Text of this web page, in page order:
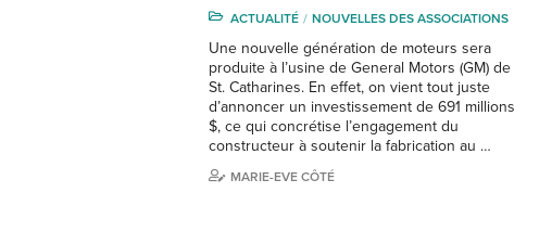
ACTUALITÉ NOUVELLES DES ASSOCIATIONS
Une nouvelle génération de moteurs sera
produite à l’usine de General Motors (GM) de
St. Catharines. En effet, on vient tout juste
d’annoncer un investissement de 691 millions
$, ce qui concrétise l’engagement du
constructeur à soutenir la fabrication au …
MARIE-EVE CÔTÉ